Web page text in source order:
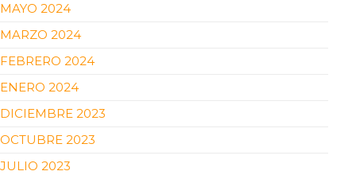
MAYO 2024
MARZO 2024
FEBRERO 2024
ENERO 2024
DICIEMBRE 2023
OCTUBRE 2023
JULIO 2023